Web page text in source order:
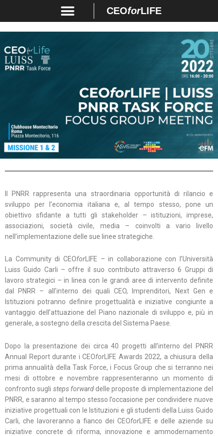
CEOforLIFE
Il PNRR rappresenta una straordinaria opportunità di rilancio e
sviluppo per l’economia italiana e, al tempo stesso, pone un
obiettivo sfidante a tutti gli stakeholder – istituzioni, imprese,
associazioni, società civile, media – coinvolti a vario livello
nell’implementazione delle sue linee strategiche.
La Community di CEOforLIFE – in collaborazione con l’Università
Luiss Guido Carli – offre il suo contributo attraverso 6 Gruppi di
lavoro strategici – in linea con le grandi aree di intervento definite
dal PNRR – all’interno dei quali CEO, Imprenditori, Next Gen e
Istituzioni potranno definire progettualità e iniziative congiunte a
vantaggio dell’attuazione del Piano nazionale di sviluppo e, più in
generale, a sostegno della crescita del Sistema Paese.
Dopo la presentazione dei circa 40 progetti all’interno del PNRR
Annual Report durante i CEOfor LIFE Awards 2022, a chiusura della
prima annualità della Task Force, i Focus Group che si terranno nei
mesi di ottobre e novembre rappresenteranno un momento di
confronto sugli steps forwarddelle proposte di implementazione del
PNRR, e saranno al tempo stesso l’occasione per condividere nuove
iniziative progettuali con le Istituzioni e gli studenti della Luiss Guido
Carli, che lavoreranno a fianco dei CEOforLIFE e delle aziende su
iniziative concrete di riforma, innovazione e ammodernamento